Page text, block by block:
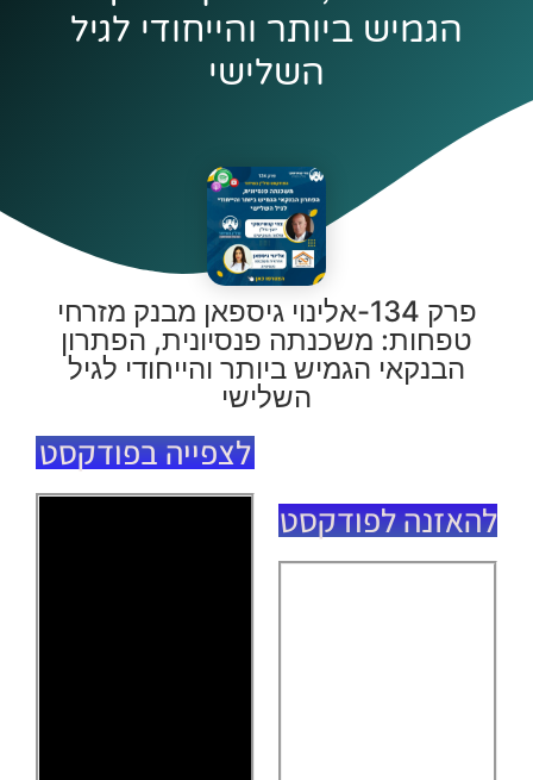
הגמיש ביותר והייחודי לגיל
השלישי
פרק 134-אלינוי גיספאן מבנק מזרחי
טפחות: משכנתה פנסיונית, הפתרון
הבנקאי הגמיש ביותר והייחודי לגיל
השלישי
להאזנה לפודקסט
לצפייה בפודקסט